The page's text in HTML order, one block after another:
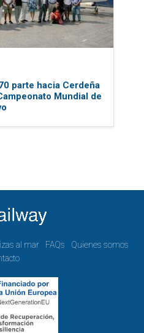
parte hacia Cerdeña
Mundial de
al mar FAQs
Quienes somos